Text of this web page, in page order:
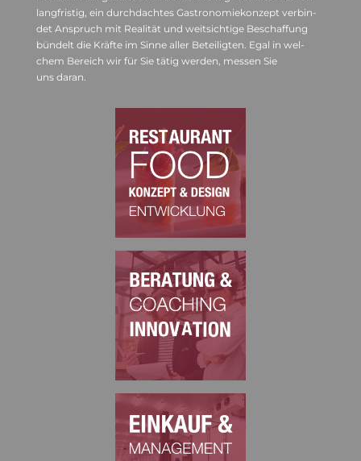
lang­fris­tig, ein durch­dach­tes Gas­tro­no­mie­kon­zept ver­bin­
det Anspruch mit Rea­li­tät und weit­sich­tige Beschaf­fung
bün­delt die Kräfte im Sinne aller Betei­lig­ten. Egal in wel­
chem Bereich wir für Sie tätig wer­den, mes­sen Sie
uns daran.